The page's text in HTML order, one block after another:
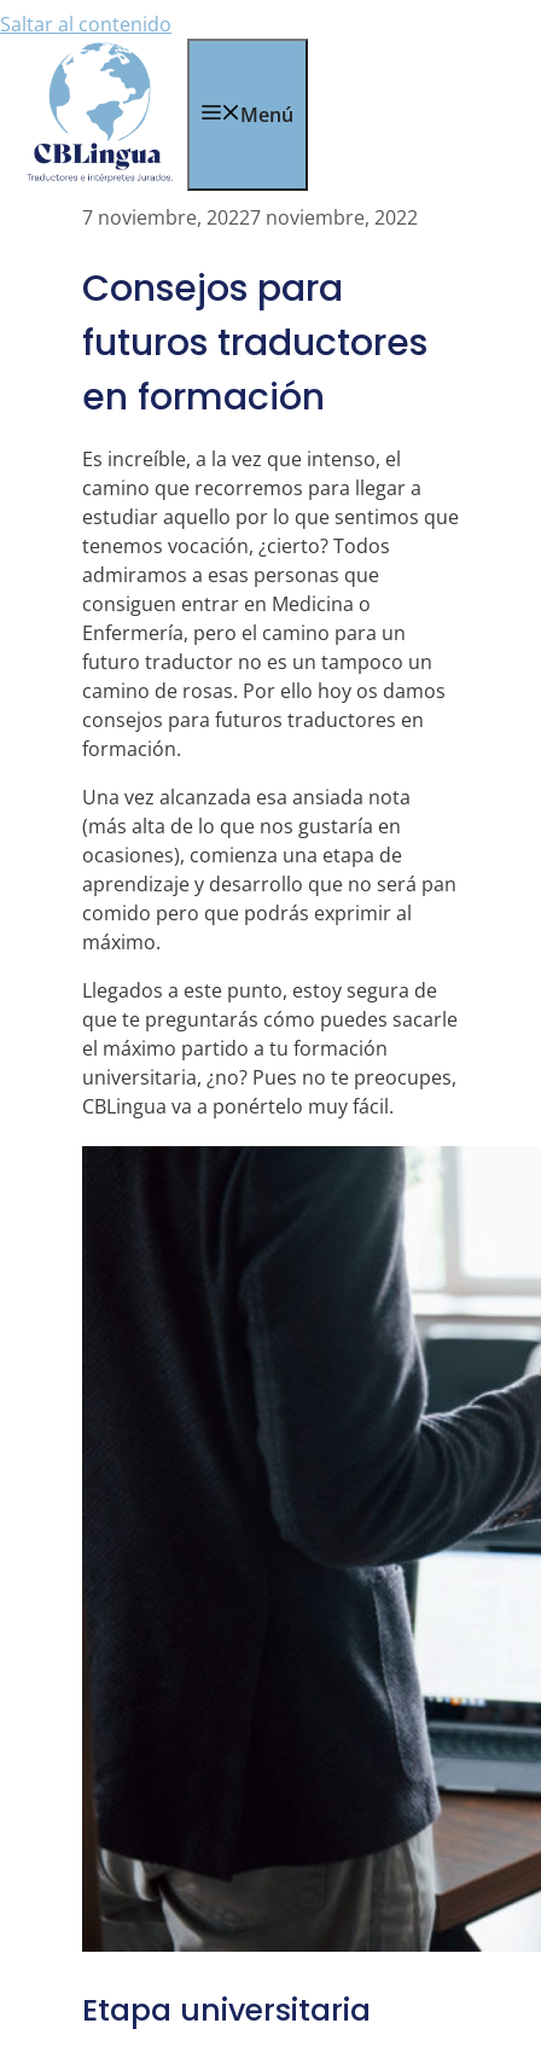
Saltar al contenido
Menú
7 noviembre, 20227 noviembre, 2022
Consejos para
futuros traductores
en formación
Es increíble, a la vez que intenso, el
camino que recorremos para llegar a
estudiar aquello por lo que sentimos que
tenemos vocación, ¿cierto? Todos
admiramos a esas personas que
consiguen entrar en Medicina o
Enfermería, pero el camino para un
futuro traductor no es un tampoco un
camino de rosas. Por ello hoy os damos
consejos para futuros traductores en
formación.
Una vez alcanzada esa ansiada nota
(más alta de lo que nos gustaría en
ocasiones), comienza una etapa de
aprendizaje y desarrollo que no será pan
comido pero que podrás exprimir al
máximo.
Llegados a este punto, estoy segura de
que te preguntarás cómo puedes sacarle
el máximo partido a tu formación
universitaria, ¿no? Pues no te preocupes,
CBLingua va a ponértelo muy fácil.
Etapa universitaria